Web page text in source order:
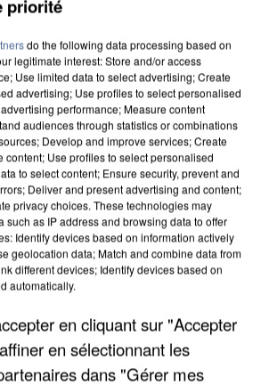
EN ALGÉRIE
DE LA DZ MAFIA
ALGÉRIE
priorité
do the following data processing based on
legitimate interest: Store and/or access
Use limited data to select advertising; Create
advertising; Use profiles to select personalised
performance; Measure content
audiences through statistics or combinations
Develop and improve services; Create
content; Use profiles to select personalised
to select content; Ensure security, prevent and
Deliver and present advertising and content;
privacy choices. These technologies may
such as IP address and browsing data to offer
Identify devices based on information actively
geolocation data; Match and combine data from
different devices; Identify devices based on
automatically.
en cliquant sur "Accepter
en sélectionnant les
dans "Gérer mes